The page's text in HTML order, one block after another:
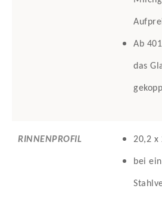
Ab
das
RINNENPROFIL 20,2 x
bei